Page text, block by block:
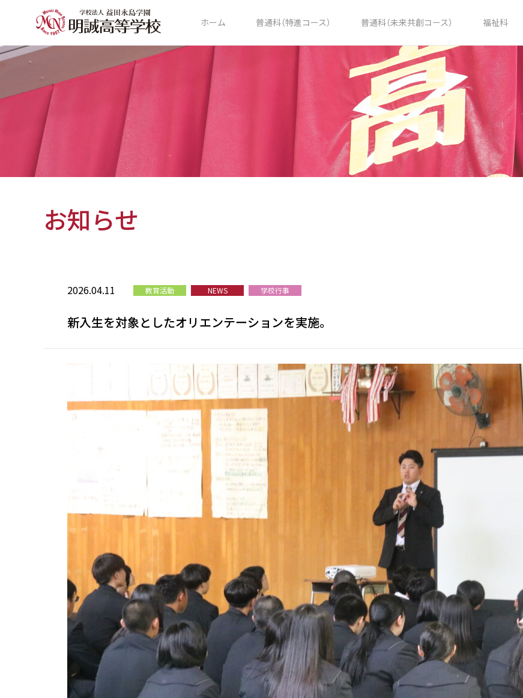
ホーム 普通科（特進コース） 普通科（未来共創コース） 福祉科
お知らせ
2026.04.11 教育活動 NEWS 学校行事
新入生を対象としたオリエンテーションを実施。